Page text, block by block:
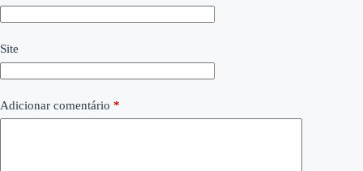
Site
Adicionar comentário *